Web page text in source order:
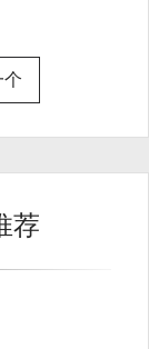
个
荐